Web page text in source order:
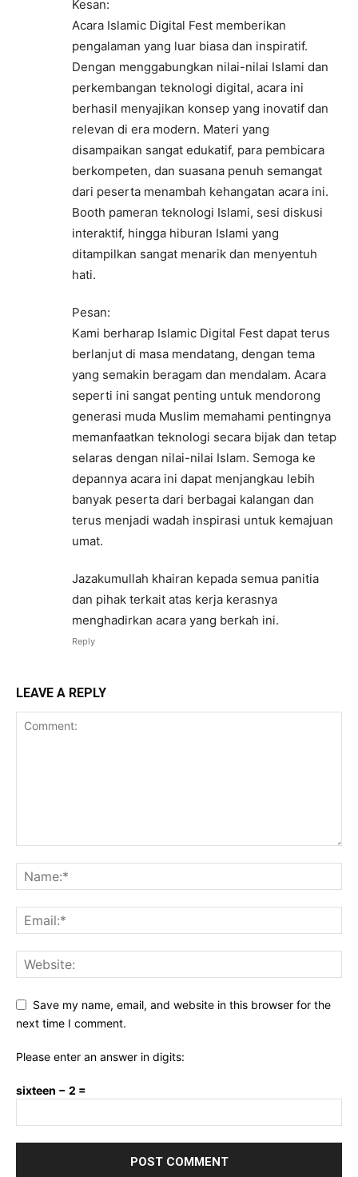
Kesan:
Acara Islamic Digital Fest memberikan
pengalaman yang luar biasa dan inspiratif.
Dengan menggabungkan nilai-nilai Islami dan
perkembangan teknologi digital, acara ini
berhasil menyajikan konsep yang inovatif dan
relevan di era modern. Materi yang
disampaikan sangat edukatif, para pembicara
berkompeten, dan suasana penuh semangat
dari peserta menambah kehangatan acara ini.
Booth pameran teknologi Islami, sesi diskusi
interaktif, hingga hiburan Islami yang
ditampilkan sangat menarik dan menyentuh
hati.
Pesan:
Kami berharap Islamic Digital Fest dapat terus
berlanjut di masa mendatang, dengan tema
yang semakin beragam dan mendalam. Acara
seperti ini sangat penting untuk mendorong
generasi muda Muslim memahami pentingnya
memanfaatkan teknologi secara bijak dan tetap
selaras dengan nilai-nilai Islam. Semoga ke
depannya acara ini dapat menjangkau lebih
banyak peserta dari berbagai kalangan dan
terus menjadi wadah inspirasi untuk kemajuan
umat.
Jazakumullah khairan kepada semua panitia
dan pihak terkait atas kerja kerasnya
menghadirkan acara yang berkah ini.
Reply
LEAVE A REPLY
Save my name, email, and website in this browser for the
next time I comment.
Please enter an answer in digits:
sixteen − 2 =